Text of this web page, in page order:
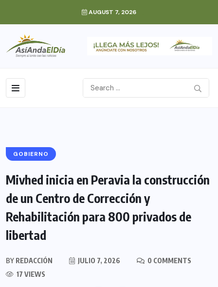
AUGUST 7, 2026
GOBIERNO
Mivhed inicia en Peravia la construcción
de un Centro de Corrección y
Rehabilitación para 800 privados de
libertad
BY REDACCIÓN JULIO 7, 2026
0 COMMENTS
17 VIEWS